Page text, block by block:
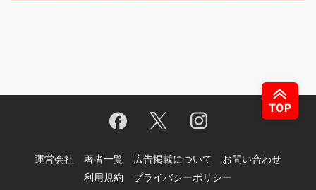
運営会社 著者一覧 広告掲載について
お問い合わせ
利用規約
プライバシーポリシー